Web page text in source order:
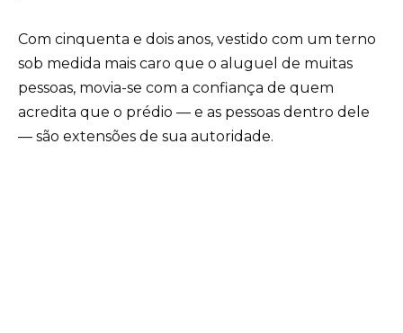
Com cinquenta e dois anos, vestido com um terno
sob medida mais caro que o aluguel de muitas
pessoas, movia-se com a confiança de quem
acredita que o prédio — e as pessoas dentro dele
— são extensões de sua autoridade.